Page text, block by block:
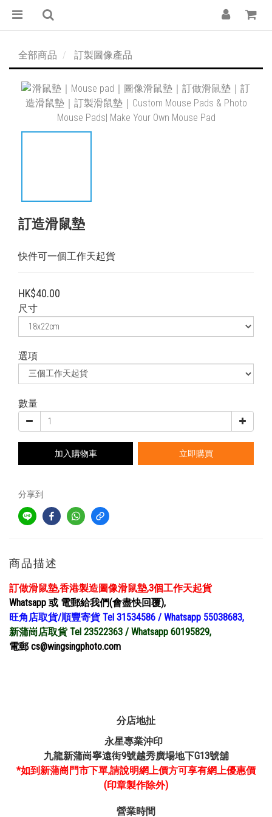
全部商品 訂製圖像產品
訂造滑鼠墊
快件可一個工作天起貨
HK$40.00
尺寸
選項
數量
加入購物車 立即購買
分享到
商品描述
訂做滑鼠墊,香港製造圖像滑鼠墊,3個工作天起貨
Whatsapp 或 電郵給我們(會盡快回覆),
旺角店取貨/順豐寄貨 Tel 31534586 / Whatsapp 55038683,
新蒲崗店取貨 Tel 23522363 / Whatsapp 60195829,
電郵 cs@wingsingphoto.com
分店地扯
永星專業沖印
九龍新蒲崗寧遠街9號越秀廣場地下G13號舖
*如到新蒲崗門市下單,請說明網上價方可享有網上優惠價
(印章製作除外)
營業時間